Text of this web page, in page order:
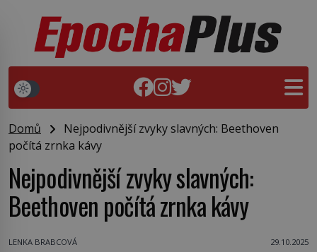
Domů
Nejpodivnější zvyky slavných: Beethoven
počítá zrnka kávy
Nejpodivnější zvyky slavných:
Beethoven počítá zrnka kávy
LENKA BRABCOVÁ 29.10.2025